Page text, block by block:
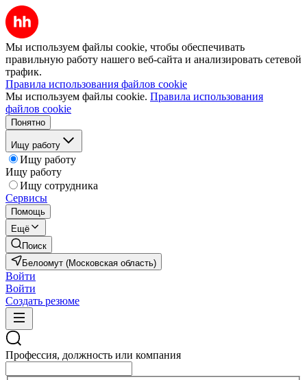
Мы используем файлы cookie, чтобы обеспечивать
правильную работу нашего веб-сайта и анализировать сетевой
трафик.
Правила использования файлов cookie
Мы используем файлы cookie. Правила использования
файлов cookie
Понятно
Ищу работу
Ищу работу
Ищу работу
Ищу сотрудника
Сервисы
Помощь
Ещё
Поиск
Белоомут (Московская область)
Войти
Войти
Создать резюме
Профессия, должность или компания